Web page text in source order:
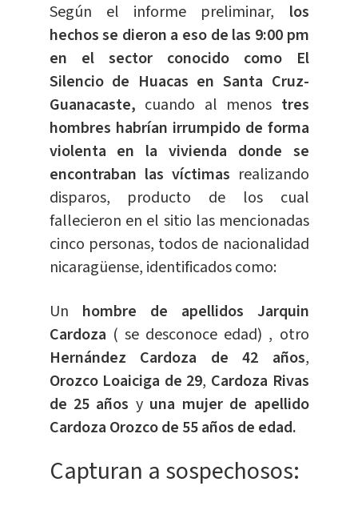
Según el informe preliminar, los
hechos se dieron a eso de las 9:00 pm
en el sector conocido como El
Silencio de Huacas en Santa Cruz-
Guanacaste, cuando al menos tres
hombres habrían irrumpido de forma
violenta en la vivienda donde se
encontraban las víctimas realizando
disparos, producto de los cual
fallecieron en el sitio las mencionadas
cinco personas, todos de nacionalidad
nicaragüense, identificados como:
Un hombre de apellidos Jarquin
Cardoza ( se desconoce edad) , otro
Hernández Cardoza de 42 años,
Orozco Loaiciga de 29, Cardoza Rivas
de 25 años y una mujer de apellido
Cardoza Orozco de 55 años de edad.
Capturan a sospechosos: